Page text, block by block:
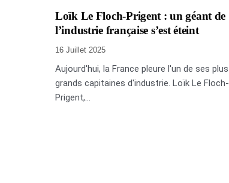
Loïk Le Floch-Prigent : un géant de
l’industrie française s’est éteint
16 Juillet 2025
Aujourd'hui, la France pleure l'un de ses plus
grands capitaines d'industrie. Loïk Le Floch-
Prigent,...